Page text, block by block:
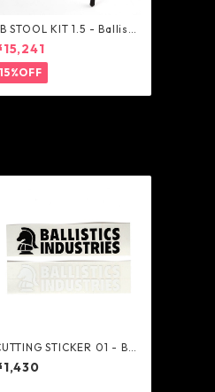
STOOL KIT 1.5 - Ballisti
15%OFF
STICKER 01 - Bal